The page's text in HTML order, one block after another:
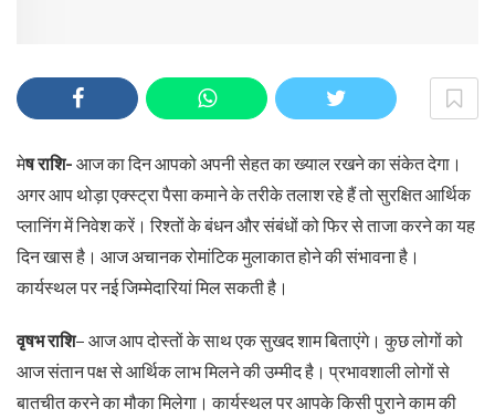
मेष राशि- आज का दिन आपको अपनी सेहत का ख्याल रखने का संकेत देगा।
अगर आप थोड़ा एक्स्ट्रा पैसा कमाने के तरीके तलाश रहे हैं तो सुरक्षित आर्थिक
प्लानिंग में निवेश करें। रिश्तों के बंधन और संबंधों को फिर से ताजा करने का यह
दिन खास है। आज अचानक रोमांटिक मुलाकात होने की संभावना है।
कार्यस्थल पर नई जिम्मेदारियां मिल सकती है।
वृषभ राशि– आज आप दोस्तों के साथ एक सुखद शाम बिताएंगे। कुछ लोगों को
आज संतान पक्ष से आर्थिक लाभ मिलने की उम्मीद है। प्रभावशाली लोगों से
बातचीत करने का मौका मिलेगा। कार्यस्थल पर आपके किसी पुराने काम की